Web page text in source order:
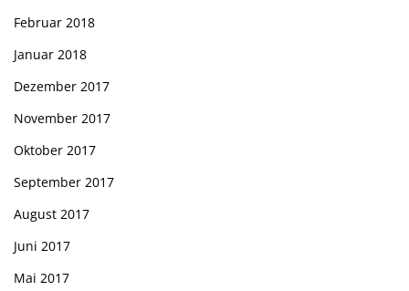
Februar 2018
Januar 2018
Dezember 2017
November 2017
Oktober 2017
September 2017
August 2017
Juni 2017
Mai 2017